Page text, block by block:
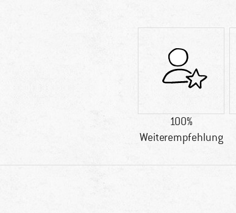
100%
Weiterempfehlung